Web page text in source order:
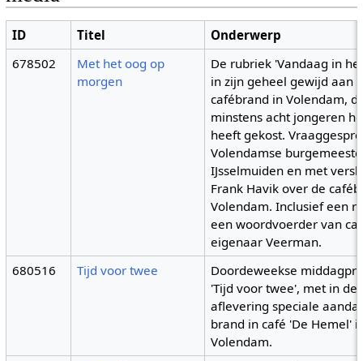
ID Titel
Onderwerp
678502
Met het oog op
morgen
De rubriek 'Vandaag in
in zijn geheel gewijd aan
cafébrand in Volendam,
minstens acht jongeren
heeft gekost.
Volendamse
IJsselmuiden en met
Frank Havik over de
Volendam. Inclusief een
een woordvoerder van
eigenaar Veerman.
680516
Tijd voor twee
Doordeweekse
'Tijd voor twee', met in
aflevering speciale
brand in café 'De Hemel'
Volendam.